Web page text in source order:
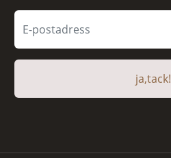
ja,tack!